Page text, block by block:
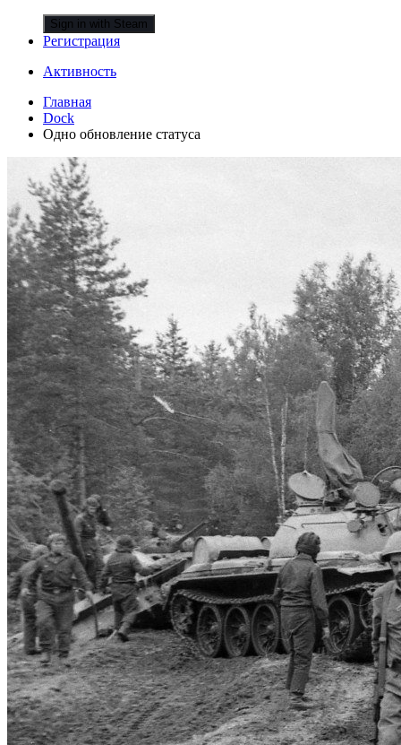
Sign in with Steam
Регистрация
Активность
Главная
Dock
Одно обновление статуса